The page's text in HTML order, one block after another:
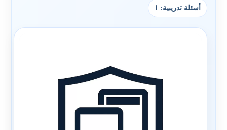
أسئلة تدريبية: 1